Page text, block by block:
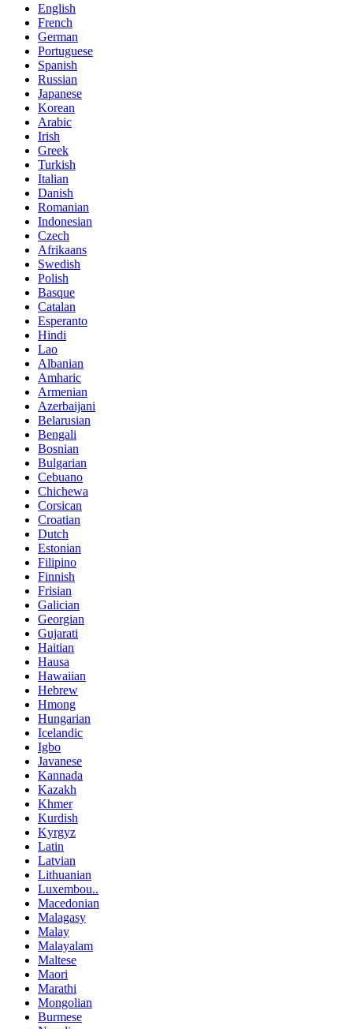
English
French
German
Portuguese
Spanish
Russian
Japanese
Korean
Arabic
Irish
Greek
Turkish
Italian
Danish
Romanian
Indonesian
Czech
Afrikaans
Swedish
Polish
Basque
Catalan
Esperanto
Hindi
Lao
Albanian
Amharic
Armenian
Azerbaijani
Belarusian
Bengali
Bosnian
Bulgarian
Cebuano
Chichewa
Corsican
Croatian
Dutch
Estonian
Filipino
Finnish
Frisian
Galician
Georgian
Gujarati
Haitian
Hausa
Hawaiian
Hebrew
Hmong
Hungarian
Icelandic
Igbo
Javanese
Kannada
Kazakh
Khmer
Kurdish
Kyrgyz
Latin
Latvian
Lithuanian
Luxembou..
Macedonian
Malagasy
Malay
Malayalam
Maltese
Maori
Marathi
Mongolian
Burmese